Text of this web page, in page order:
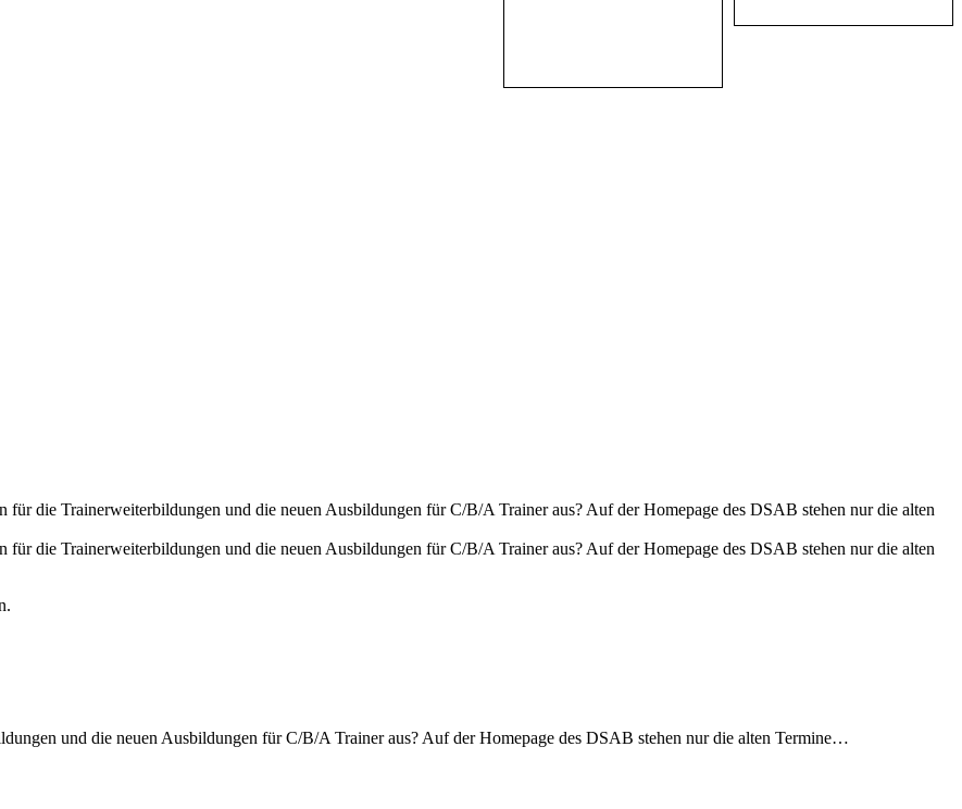
für die Trainerweiterbildungen und die neuen Ausbildungen für C/B/A Trainer aus? Auf der Homepage des DSAB stehen nur die alten
für die Trainerweiterbildungen und die neuen Ausbildungen für C/B/A Trainer aus? Auf der Homepage des DSAB stehen nur die alten
und die neuen Ausbildungen für C/B/A Trainer aus? Auf der Homepage des DSAB stehen nur die alten Termine…